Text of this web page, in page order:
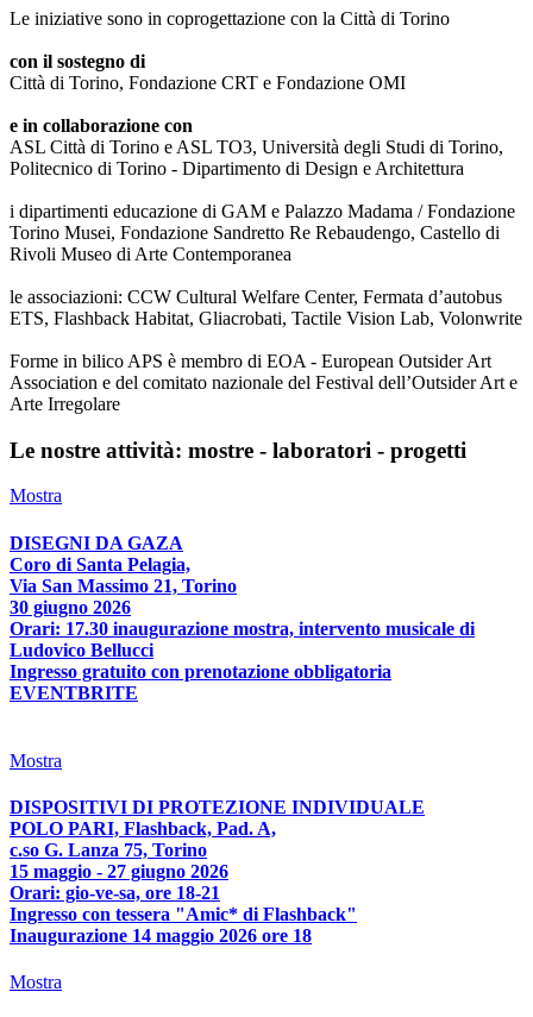
Le iniziative sono in coprogettazione con la Città di Torino
con il sostegno di
Città di Torino, Fondazione CRT e Fondazione OMI
e in collaborazione con
ASL Città di Torino e ASL TO3, Università degli Studi di Torino,
Politecnico di Torino - Dipartimento di Design e Architettura
i dipartimenti educazione di GAM e Palazzo Madama / Fondazione
Torino Musei, Fondazione Sandretto Re Rebaudengo, Castello di
Rivoli Museo di Arte Contemporanea
le associazioni: CCW Cultural Welfare Center, Fermata d’autobus
ETS, Flashback Habitat, Gliacrobati, Tactile Vision Lab, Volonwrite
Forme in bilico APS è membro di EOA - European Outsider Art
Association e del comitato nazionale del Festival dell’Outsider Art e
Arte Irregolare
Le nostre attività: mostre - laboratori - progetti
Mostra
DISEGNI DA GAZA
Coro di Santa Pelagia,
Via San Massimo 21, Torino
30 giugno 2026
Orari: 17.30 inaugurazione mostra, intervento musicale di
Ludovico Bellucci
Ingresso gratuito con prenotazione obbligatoria
EVENTBRITE
Mostra
DISPOSITIVI DI PROTEZIONE INDIVIDUALE
POLO PARI, Flashback, Pad. A,
c.so G. Lanza 75, Torino
15 maggio - 27 giugno 2026
Orari: gio-ve-sa, ore 18-21
Ingresso con tessera "Amic* di Flashback"
Inaugurazione 14 maggio 2026 ore 18
Mostra